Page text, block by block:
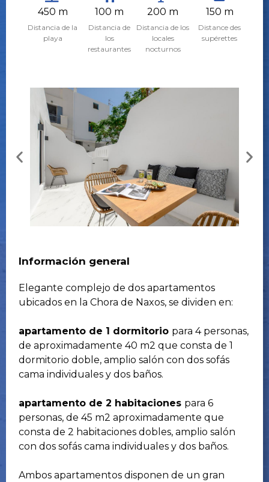
450 m
Distancia de la
playa
100 m
Distancia de
los
restaurantes
200 m
Distancia de los
locales
nocturnos
150 m
Distance des
supérettes
Información general
Elegante complejo de dos apartamentos
ubicados en la Chora de Naxos, se dividen en:
apartamento de 1 dormitorio para 4 personas,
de aproximadamente 40 m2 que consta de 1
dormitorio doble, amplio salón con dos sofás
cama individuales y dos baños.
apartamento de 2 habitaciones para 6
personas, de 45 m2 aproximadamente que
consta de 2 habitaciones dobles, amplio salón
con dos sofás cama individuales y dos baños.
Ambos apartamentos disponen de un gran